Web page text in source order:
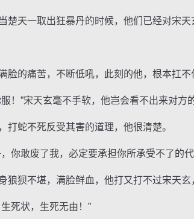
天一取出狂暴丹的时候，他们已经对宋天
的痛苦，不断低吼，此刻的他，根本扛不
”宋天玄毫不手软，他岂会看不出来对方
蛇不死反受其害的道理，他很清楚。
敢废了我，必定要承担你所承受不了的代
狈不堪，满脸鲜血，他打又打不过宋天玄
死状，生死无由！”